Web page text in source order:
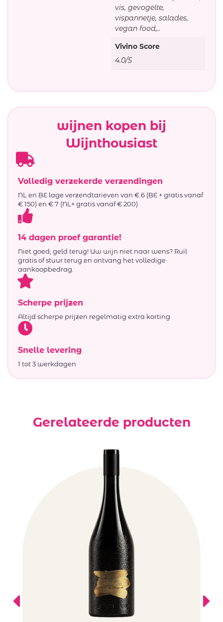
vis, gevogelte,
vispannetje, salades,
vegan food,..
Vivino Score
4.0/5
wijnen kopen bij
Wijnthousiast
Volledig verzekerde verzendingen
NL en BE lage verzendtarieven van € 6 (BE + gratis vanaf
€ 150) en € 7 (NL+ gratis vanaf € 200)
14 dagen proef garantie!
Niet goed, geld terug! Uw wijn niet naar wens? Ruil
gratis of stuur terug en ontvang het volledige
aankoopbedrag.
Scherpe prijzen
Altijd scherpe prijzen regelmatig extra korting
Snelle levering
1 tot 3 werkdagen
Gerelateerde producten